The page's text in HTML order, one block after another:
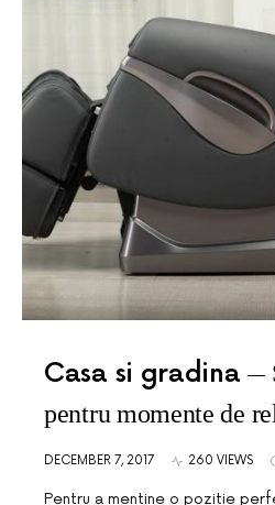
Casa si gradina
pentru momente de
DECEMBER 7, 2017 260 VIEWS
Pentru a mentine o pozitie